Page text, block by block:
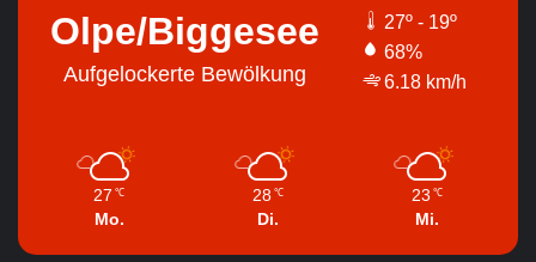
Olpe/Biggesee
Aufgelockerte Bewölkung
27º - 19º
68%
6.18 km/h
27 ℃
Mo.
28 ℃
Di.
23 ℃
Mi.